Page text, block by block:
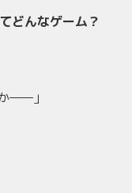
どんなゲーム？
――」